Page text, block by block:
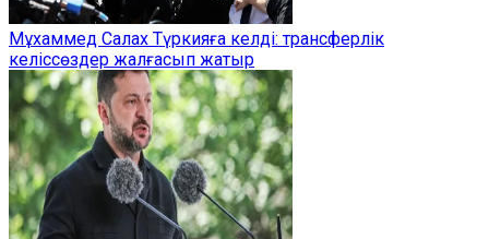
Мұхаммед Салах Түркияға келді: трансферлік
келіссөздер жалғасып жатыр